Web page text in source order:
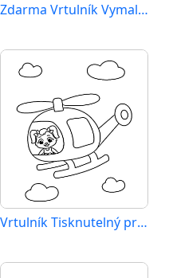
Zdarma Vrtulník Vymalovatelné
Vrtulník Tisknutelný pro Děti